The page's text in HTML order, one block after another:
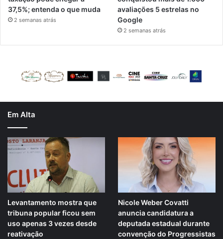
37,5%; entenda o que muda
2 semanas atrás
avaliações 5 estrelas no
Google
2 semanas atrás
Em Alta
Levantamento mostra que
tribuna popular ficou sem
uso apenas 3 vezes desde
reativação
Nicole Weber Covatti
anuncia candidatura a
deputada estadual durante
convenção do Progressistas